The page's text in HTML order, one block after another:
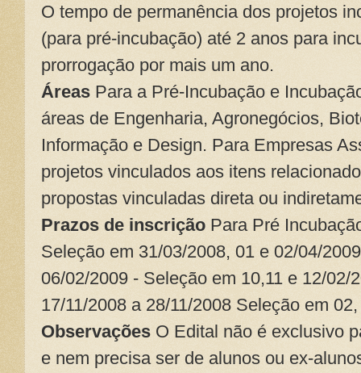
O tempo de permanência dos projetos
(para pré-incubação) até 2 anos para
prorrogação por mais um ano.
Áreas Para a Pré-Incubação e
áreas de Engenharia, Agronegócios,
Informação e Design. Para Empresas
projetos vinculados aos itens
propostas vinculadas direta ou
Prazos de inscrição Para Pré
Seleção em 31/03/2008, 01 e 02/04/
06/02/2009 - Seleção em 10,11 e 12/02/
17/11/2008 a 28/11/2008 Seleção em
Observações O Edital não é exclusivo
e nem precisa ser de alunos ou ex-